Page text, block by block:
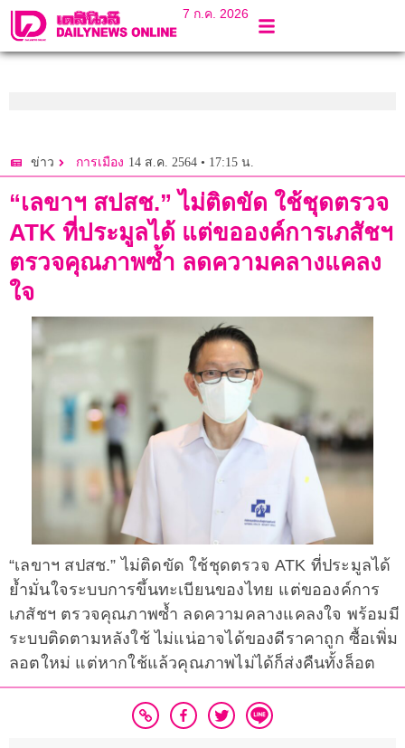
7 ก.ค. 2026
ข่าว การเมือง 14 ส.ค. 2564 • 17:15 น.
“เลขาฯ สปสช.” ไม่ติดขัด ใช้ชุดตรวจ
ATK ที่ประมูลได้ แต่ขอองค์การเภสัชฯ
ตรวจคุณภาพซ้ำ ลดความคลางแคลง
ใจ
“เลขาฯ สปสช.” ไม่ติดขัด ใช้ชุดตรวจ ATK ที่ประมูลได้
ย้ำมั่นใจระบบการขึ้นทะเบียนของไทย แต่ขอองค์การ
เภสัชฯ ตรวจคุณภาพซ้ำ ลดความคลางแคลงใจ พร้อมมี
ระบบติดตามหลังใช้ ไม่แน่อาจได้ของดีราคาถูก ซื้อเพิ่ม
ลอตใหม่ แต่หากใช้แล้วคุณภาพไม่ได้ก็ส่งคืนทั้งล็อต